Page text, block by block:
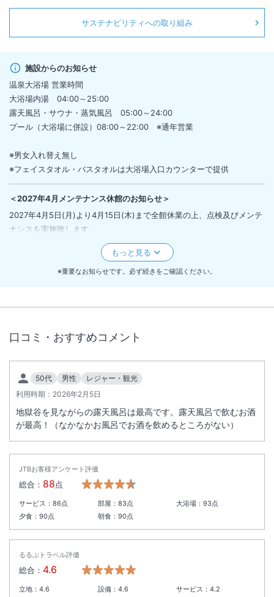
サステナビリティへの取り組み
施設からのお知らせ
温泉大浴場 営業時間
大浴場内湯 04:00～25:00
露天風呂・サウナ・蒸気風呂 05:00～24:00
プール（大浴場に併設）08:00～22:00 ※通年営業
※男女入れ替え無し
※フェイスタオル・バスタオルは大浴場入口カウンターで提供
＜2027年4月メンテナンス休館のお知らせ＞
2027年4月5日(月)より4月15日(木)まで全館休業の上、点検及びメンテ
ナンスを実施致します。
休館に伴い、お日帰り入浴は4月5日より4月15日まで終日ご利用いただ
なお、6日から9日および12日は全館停電作業につき、電話・FAX・メー
※重要なお知らせです。必ず続きをご確認ください。
口コミ・おすすめコメント
50代 男性
レジャー・観光
利用時期： 2026年2月5日
地獄谷を見ながらの露天風呂は最高です。露天風呂で飲むお酒
が最高！（なかなかお風呂でお酒を飲めるところがない）
JTBお客様アンケート評価
総合： 88点
サービス： 86点 部屋： 83点 大浴場：93点
夕食： 90点 朝食： 90点
るるぶトラベル評価
総合： 4.6
立地： 4.6 設備： 4.6 サービス：4.2